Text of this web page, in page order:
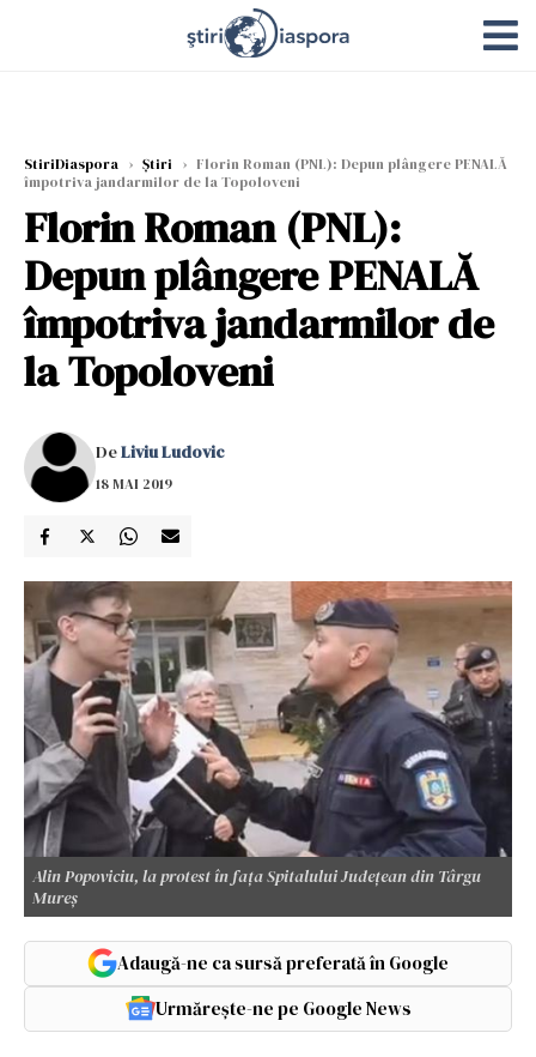
StiriDiaspora › Știri › Florin Roman (PNL): Depun plângere PENALĂ
împotriva jandarmilor de la Topoloveni
Florin Roman (PNL):
Depun plângere PENALĂ
împotriva jandarmilor de
la Topoloveni
DeLiviu Ludovic
18 MAI 2019
Alin Popoviciu, la protest în faţa Spitalului Judeţean din Târgu
Mureş
Adaugă-ne ca sursă preferată în Google
Urmărește-ne pe Google News